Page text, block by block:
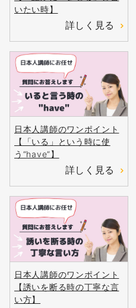
いたい時】
詳しく見る
日本人講師のワンポイント
【「いる」という時に使
う“have”】
詳しく見る
日本人講師のワンポイント
【誘いを断る時の丁寧な言
い方】